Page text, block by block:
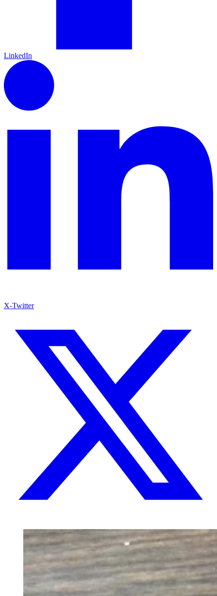
LinkedIn
X-Twitter